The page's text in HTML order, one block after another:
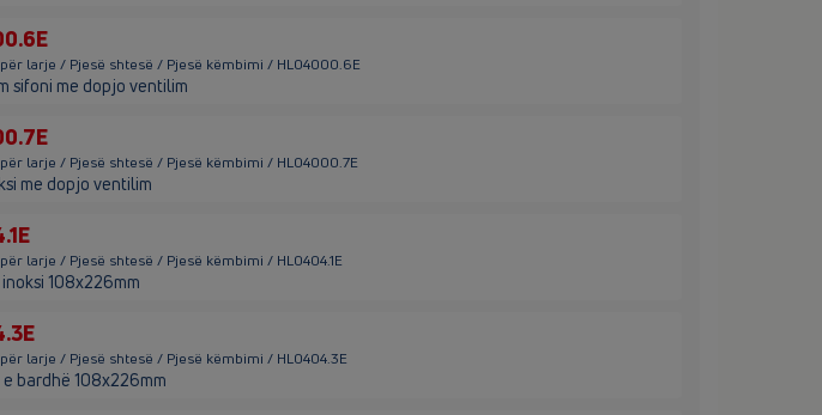
larje / Pjesë shtesë / Pjesë këmbimi / HL04000.6E
sifoni me dopjo ventilim
larje / Pjesë shtesë / Pjesë këmbimi / HL04000.7E
me dopjo ventilim
larje / Pjesë shtesë / Pjesë këmbimi / HL0404.1E
108x226mm
larje / Pjesë shtesë / Pjesë këmbimi / HL0404.3E
bardhë 108x226mm